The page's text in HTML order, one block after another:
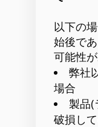
以下の
始後で
可能性が
弊社
場合
製品(
破損し